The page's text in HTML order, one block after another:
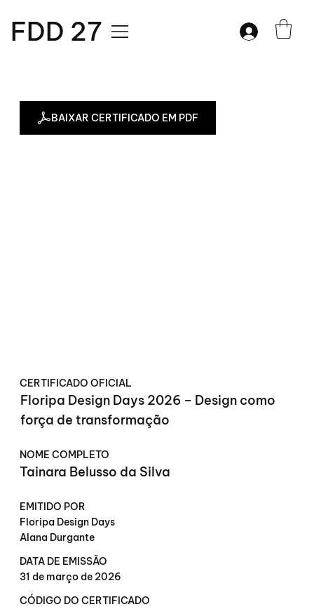
FDD 27
BAIXAR CERTIFICADO EM PDF
CERTIFICADO OFICIAL
Floripa Design Days 2026 – Design como
força de transformação
NOME COMPLETO
Tainara Belusso da Silva
DATA DE EMISSÃO
31 de março de 2026
EMITIDO POR
Floripa Design Days
Alana Durgante
CÓDIGO DO CERTIFICADO